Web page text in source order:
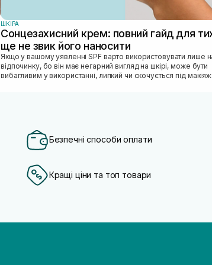
ШКIРА
Сонцезахисний крем: повний гайд для
ще не звик його наносити
Якщо у вашому уявленні SPF варто використовувати лише
відпочинку, бо він має негарний вигляд на шкірі, може бути
вибагливим у використанні, липкий чи скочується під
Безпечні способи оплати
Кращі ціни та топ товари